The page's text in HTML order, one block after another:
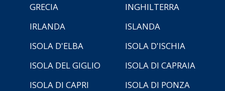
GRECIA
INGHILTERRA
IRLANDA
ISLANDA
ISOLA D'ELBA
ISOLA D'ISCHIA
ISOLA DEL GIGLIO
ISOLA DI CAPRAIA
ISOLA DI CAPRI
ISOLA DI PONZA